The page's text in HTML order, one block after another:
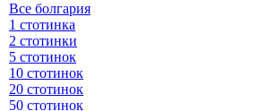
Все болгария
1 стотинка
2 стотинки
5 стотинок
10 стотинок
20 стотинок
50 стотинок